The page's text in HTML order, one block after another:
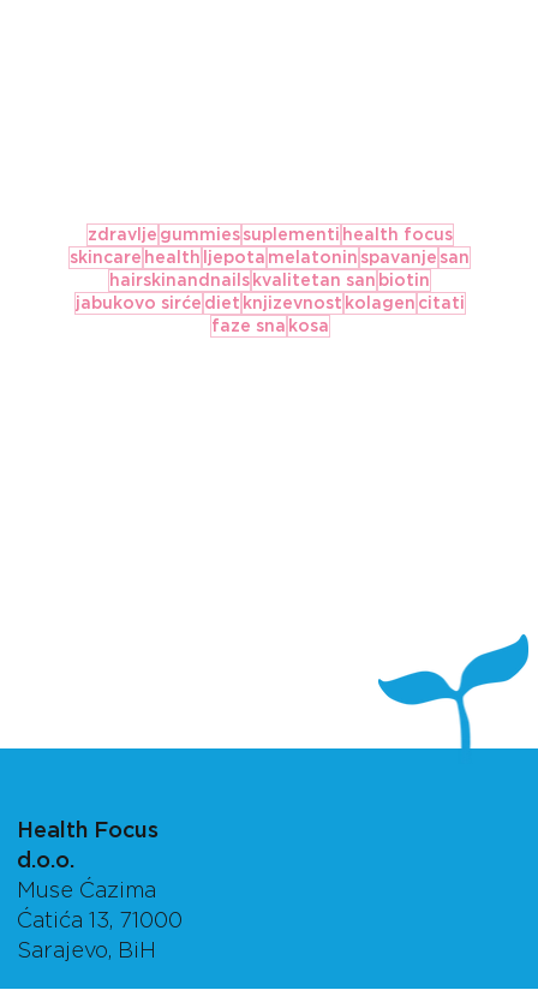
zdravlje gummies suplementi health focus
skincare health ljepota melatonin spavanje san
hairskinandnailskvalitetan san biotin
jabukovo sirće diet knjizevnost kolagen citati
faze sna kosa
Health Focus
d.o.o.
Muse Ćazima
Ćatića 13, 71000
Sarajevo, BiH